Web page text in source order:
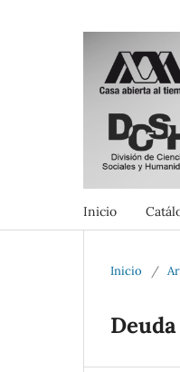
Inicio
Inicio /